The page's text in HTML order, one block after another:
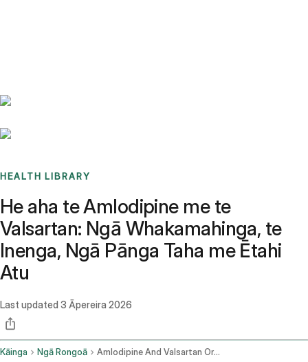
HEALTH LIBRARY
He aha te Amlodipine me te
Valsartan: Ngā Whakamahinga, te
Inenga, Ngā Pānga Taha me Ētahi
Atu
Last updated 3 Āpereira 2026
Kāinga Ngā Rongoā Amlodipine And Valsartan Oral Route